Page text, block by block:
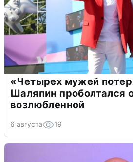
«Четырех мужей
Шаляпин проболтался
возлюбленной
6 августа 19